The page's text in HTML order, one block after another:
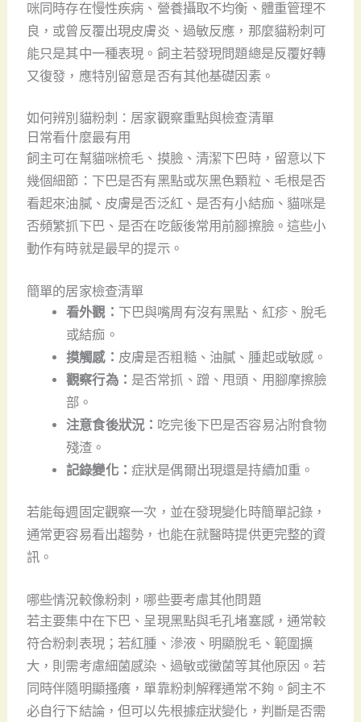
咪同時存在慢性疾病、營養攝取不均衡、體重管理不
良，或曾反覆出現皮膚炎、過敏反應，那麼貓粉刺可
能只是其中一種表現。飼主若發現問題總是反覆好轉
又復發，應特別留意是否有其他基礎因素。
如何辨別貓粉刺：居家觀察重點與檢查清單
日常看什麼最有用
飼主可在幫貓咪梳毛、摸臉、清潔下巴時，留意以下
幾個細節：下巴是否有黑點或灰黑色顆粒、毛根是否
看起來油膩、皮膚是否泛紅、是否有小結痂、貓咪是
否頻繁抓下巴、是否在吃飯後常用前腳擦臉。這些小
動作有時就是最早的提示。
簡單的居家檢查清單
看外觀： 下巴與嘴周有沒有黑點、紅疹、脫毛
或結痂。
摸觸感： 皮膚是否粗糙、油膩、腫起或敏感。
觀察行為： 是否常抓、蹭、甩頭、用腳摩擦臉
部。
注意食後狀況： 吃完後下巴是否容易沾附食物
殘渣。
記錄變化： 症狀是偶爾出現還是持續加重。
若能每週固定觀察一次，並在發現變化時簡單記錄，
通常更容易看出趨勢，也能在就醫時提供更完整的資
訊。
哪些情況較像粉刺，哪些要考慮其他問題
若主要集中在下巴、呈現黑點與毛孔堵塞感，通常較
符合粉刺表現；若紅腫、滲液、明顯脫毛、範圍擴
大，則需考慮細菌感染、過敏或黴菌等其他原因。若
同時伴隨明顯搔癢，單靠粉刺解釋通常不夠。飼主不
必自行下結論，但可以先根據症狀變化，判斷是否需